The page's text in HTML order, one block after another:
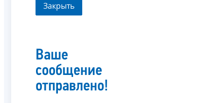
Закрыть
Ваше
сообщение
отправлено!